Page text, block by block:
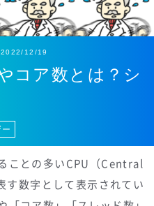
2022/12/19
コア数とは？シ
ことの多いCPU（Central
数字として表示されてい